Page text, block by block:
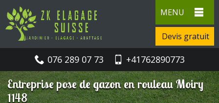
MENU
Devis gratuit
076 289 07 73 +41762890773
Entreprise pose de gazon en rouleau Moiry
1148